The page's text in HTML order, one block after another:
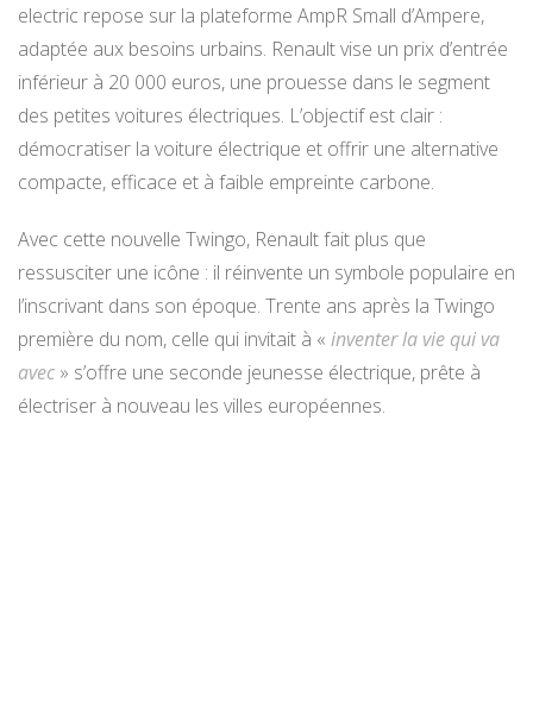
electric repose sur la plateforme AmpR Small d’Ampere,
adaptée aux besoins urbains. Renault vise un prix d’entrée
inférieur à 20 000 euros, une prouesse dans le segment
des petites voitures électriques. L’objectif est clair :
démocratiser la voiture électrique et offrir une alternative
compacte, efficace et à faible empreinte carbone.
Avec cette nouvelle Twingo, Renault fait plus que
ressusciter une icône : il réinvente un symbole populaire en
l’inscrivant dans son époque. Trente ans après la Twingo
première du nom, celle qui invitait à « inventer la vie qui va
avec » s’offre une seconde jeunesse électrique, prête à
électriser à nouveau les villes européennes.